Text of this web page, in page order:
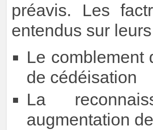
préavis. Les
entendus sur
Le comblement
de cédéisation
La
augmentation